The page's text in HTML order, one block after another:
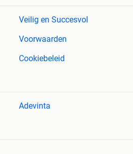
Veilig en Succesvol
Voorwaarden
Cookiebeleid
Adevinta